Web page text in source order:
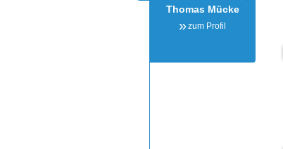
Thomas Mücke
zum Profil